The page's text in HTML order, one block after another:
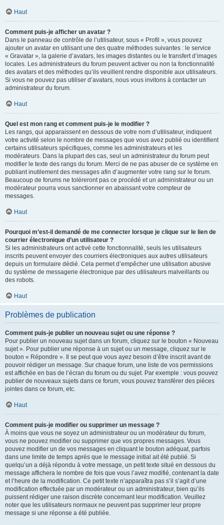
Haut
Comment puis-je afficher un avatar ?
Dans le panneau de contrôle de l’utilisateur, sous « Profil », vous pouvez
ajouter un avatar en utilisant une des quatre méthodes suivantes : le service
« Gravatar », la galerie d’avatars, les images distantes ou le transfert d’images
locales. Les administrateurs du forum peuvent activer ou non la fonctionnalité
des avatars et des méthodes qu’ils veuillent rendre disponible aux utilisateurs.
Si vous ne pouvez pas utiliser d’avatars, nous vous invitons à contacter un
administrateur du forum.
Haut
Quel est mon rang et comment puis-je le modifier ?
Les rangs, qui apparaissent en dessous de votre nom d’utilisateur, indiquent
votre activité selon le nombre de messages que vous avez publié ou identifient
certains utilisateurs spécifiques, comme les administrateurs et les
modérateurs. Dans la plupart des cas, seul un administrateur du forum peut
modifier le texte des rangs du forum. Merci de ne pas abuser de ce système en
publiant inutilement des messages afin d’augmenter votre rang sur le forum.
Beaucoup de forums ne toléreront pas ce procédé et un administrateur ou un
modérateur pourra vous sanctionner en abaissant votre compteur de
messages.
Haut
Pourquoi m’est-il demandé de me connecter lorsque je clique sur le lien de
courrier électronique d’un utilisateur ?
Si les administrateurs ont activé cette fonctionnalité, seuls les utilisateurs
inscrits peuvent envoyer des courriers électroniques aux autres utilisateurs
depuis un formulaire dédié. Cela permet d’empêcher une utilisation abusive
du système de messagerie électronique par des utilisateurs malveillants ou
des robots.
Haut
Problèmes de publication
Comment puis-je publier un nouveau sujet ou une réponse ?
Pour publier un nouveau sujet dans un forum, cliquez sur le bouton « Nouveau
sujet ». Pour publier une réponse à un sujet ou un message, cliquez sur le
bouton « Répondre ». Il se peut que vous ayez besoin d’être inscrit avant de
pouvoir rédiger un message. Sur chaque forum, une liste de vos permissions
est affichée en bas de l’écran du forum ou du sujet. Par exemple : vous pouvez
publier de nouveaux sujets dans ce forum, vous pouvez transférer des pièces
jointes dans ce forum, etc.
Haut
Comment puis-je modifier ou supprimer un message ?
À moins que vous ne soyez un administrateur ou un modérateur du forum,
vous ne pouvez modifier ou supprimer que vos propres messages. Vous
pouvez modifier un de vos messages en cliquant le bouton adéquat, parfois
dans une limite de temps après que le message initial ait été publié. Si
quelqu’un a déjà répondu à votre message, un petit texte situé en dessous du
message affichera le nombre de fois que vous l’avez modifié, contenant la date
et l’heure de la modification. Ce petit texte n’apparaîtra pas s’il s’agit d’une
modification effectuée par un modérateur ou un administrateur, bien qu’ils
puissent rédiger une raison discrète concernant leur modification. Veuillez
noter que les utilisateurs normaux ne peuvent pas supprimer leur propre
message si une réponse a été publiée.